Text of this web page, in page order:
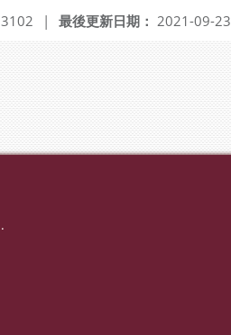
最後更新日期： 2021-09-23
3102 |